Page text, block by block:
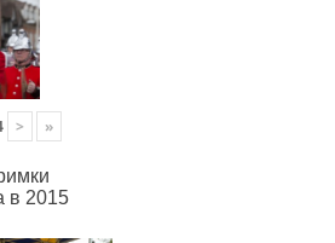
> »
в 2015